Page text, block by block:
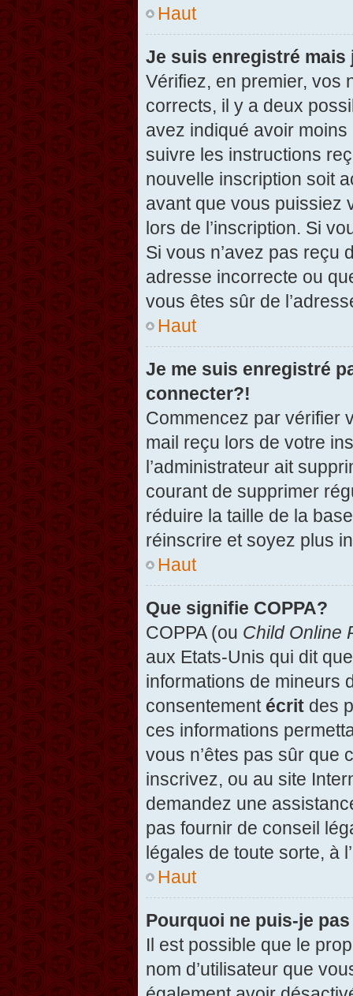
Haut
Je suis enregistré mais
Vérifiez, en premier, vos
corrects, il y a deux
avez indiqué avoir
suivre les instructions
nouvelle inscription soit
avant que vous puissiez
lors de l’inscription. Si
Si vous n’avez pas reçu
adresse incorrecte ou
vous êtes sûr de
Haut
Je me suis enregistré
connecter?!
Commencez par vérifier
mail reçu lors de votre
l’administrateur ait
courant de supprimer
réduire la taille de la
réinscrire et soyez plus
Haut
Que signifie COPPA?
COPPA (ou Child Online
aux Etats-Unis qui dit
informations de mineurs
consentement écrit des
ces informations
vous n’êtes pas sûr que
inscrivez, ou au site
demandez une
pas fournir de conseil
légales de toute sorte, à
Haut
Pourquoi ne puis-je
Il est possible que le
nom d’utilisateur que